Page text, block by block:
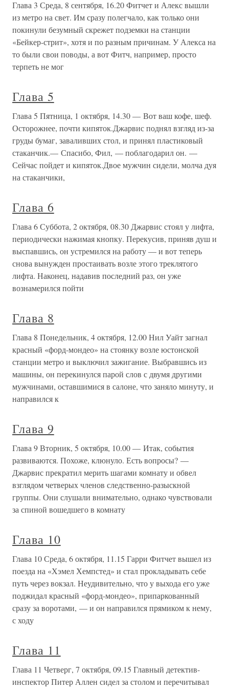
Глава 3 Среда, 8 сентября, 16.20 Фитчет и Алекс вышли
из метро на свет. Им сразу полегчало, как только они
покинули безумный скрежет подземки на станции
«Бейкер-стрит», хотя и по разным причинам. У Алекса на
то были свои поводы, а вот Фитч, например, просто
терпеть не мог
Глава 5
Глава 5 Пятница, 1 октября, 14.30 — Вот ваш кофе, шеф.
Осторожнее, почти кипяток.Джарвис поднял взгляд из-за
груды бумаг, заваливших стол, и принял пластиковый
стаканчик.— Спасибо, Фил, — поблагодарил он. —
Сейчас пойдет и кипяток.Двое мужчин сидели, молча дуя
на стаканчики,
Глава 6
Глава 6 Суббота, 2 октября, 08.30 Джарвис стоял у лифта,
периодически нажимая кнопку. Перекусив, приняв душ и
выспавшись, он устремился на работу — и вот теперь
снова вынужден простаивать возле этого треклятого
лифта. Наконец, надавив последний раз, он уже
вознамерился пойти
Глава 8
Глава 8 Понедельник, 4 октября, 12.00 Нил Уайт загнал
красный «форд-мондео» на стоянку возле юстонской
станции метро и выключил зажигание. Выбравшись из
машины, он перекинулся парой слов с двумя другими
мужчинами, оставшимися в салоне, что заняло минуту, и
направился к
Глава 9
Глава 9 Вторник, 5 октября, 10.00 — Итак, события
развиваются. Похоже, клюнуло. Есть вопросы? —
Джарвис прекратил мерить шагами комнату и обвел
взглядом четверых членов следственно-разыскной
группы. Они слушали внимательно, однако чувствовали
за спиной вошедшего в комнату
Глава 10
Глава 10 Среда, 6 октября, 11.15 Гарри Фитчет вышел из
поезда на «Хэмел Хемпстед» и стал прокладывать себе
путь через вокзал. Неудивительно, что у выхода его уже
поджидал красный «форд-мондео», припаркованный
сразу за воротами, — и он направился прямиком к нему,
с ходу
Глава 11
Глава 11 Четверг, 7 октября, 09.15 Главный детектив-
инспектор Питер Аллен сидел за столом и перечитывал